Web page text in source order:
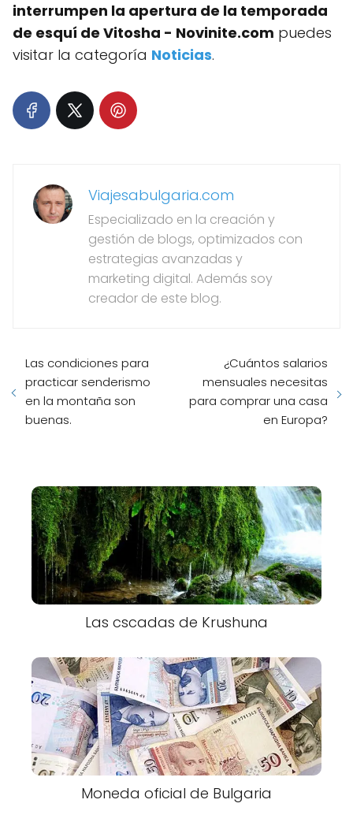
interrumpen la apertura de la temporada
de esquí de Vitosha - Novinite.com puedes
visitar la categoría Noticias.
Viajesabulgaria.com
Especializado en la creación y
gestión de blogs, optimizados con
estrategias avanzadas y
marketing digital. Además soy
creador de este blog.
Las condiciones para
practicar senderismo
en la montaña son
buenas.
¿Cuántos salarios
mensuales necesitas
para comprar una casa
en Europa?
Las cscadas de Krushuna
Moneda oficial de Bulgaria